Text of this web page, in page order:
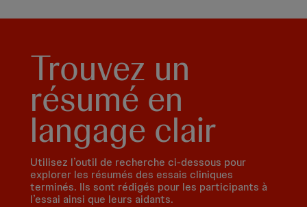
Trouvez un
résumé en
langage clair
Utilisez l’outil de recherche ci-dessous pour
explorer les résumés des essais cliniques
terminés. Ils sont rédigés pour les participants à
l’essai ainsi que leurs aidants.